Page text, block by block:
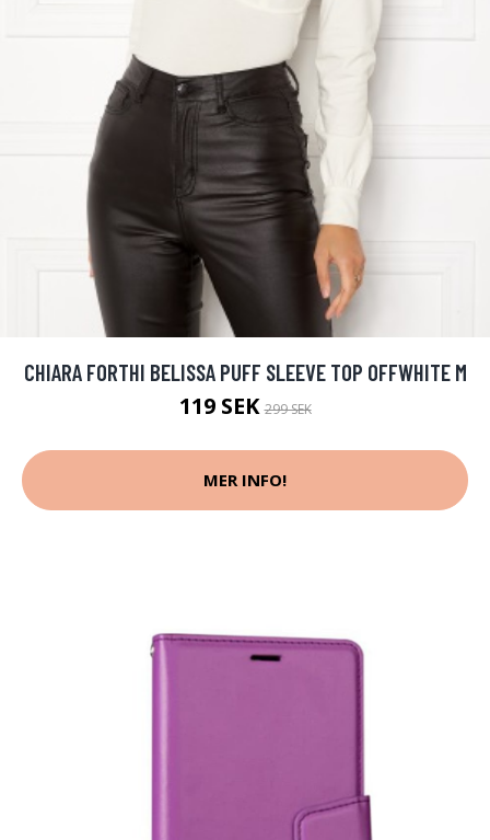
CHIARA FORTHI BELISSA PUFF SLEEVE TOP OFFWHITE M
119 SEK299 SEK
MER INFO!